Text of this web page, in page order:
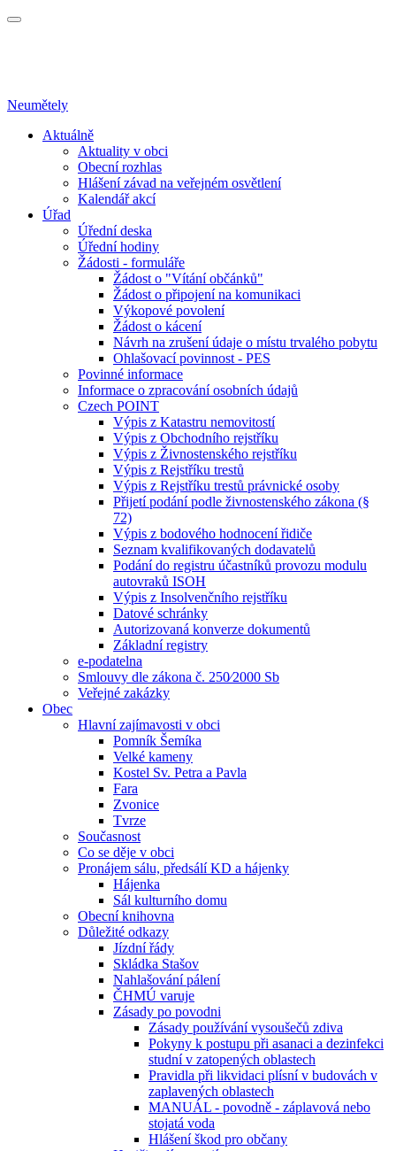
Neumětely
Aktuálně
Aktuality v obci
Obecní rozhlas
Hlášení závad na veřejném osvětlení
Kalendář akcí
Úřad
Úřední deska
Úřední hodiny
Žádosti - formuláře
Žádost o "Vítání občánků"
Žádost o připojení na komunikaci
Výkopové povolení
Žádost o kácení
Návrh na zrušení údaje o místu trvalého pobytu
Ohlašovací povinnost - PES
Povinné informace
Informace o zpracování osobních údajů
Czech POINT
Výpis z Katastru nemovitostí
Výpis z Obchodního rejstříku
Výpis z Živnostenského rejstříku
Výpis z Rejstříku trestů
Výpis z Rejstříku trestů právnické osoby
Přijetí podání podle živnostenského zákona (§
72)
Výpis z bodového hodnocení řidiče
Seznam kvalifikovaných dodavatelů
Podání do registru účastníků provozu modulu
autovraků ISOH
Výpis z Insolvenčního rejstříku
Datové schránky
Autorizovaná konverze dokumentů
Základní registry
e-podatelna
Smlouvy dle zákona č. 250⁄2000 Sb
Veřejné zakázky
Obec
Hlavní zajímavosti v obci
Pomník Šemíka
Velké kameny
Kostel Sv. Petra a Pavla
Fara
Zvonice
Tvrze
Současnost
Co se děje v obci
Pronájem sálu, předsálí KD a hájenky
Hájenka
Sál kulturního domu
Obecní knihovna
Důležité odkazy
Jízdní řády
Skládka Stašov
Nahlašování pálení
ČHMÚ varuje
Zásady po povodni
Zásady používání vysoušečů zdiva
Pokyny k postupu při asanaci a dezinfekci
studní v zatopených oblastech
Pravidla při likvidaci plísní v budovách v
zaplavených oblastech
MANUÁL - povodně - záplavová nebo
stojatá voda
Hlášení škod pro občany